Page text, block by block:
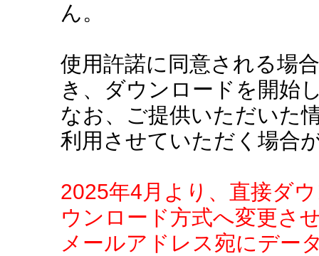
ん。
使用許諾に同意される場
き、ダウンロードを開始
なお、ご提供いただいた
利用させていただく場合
2025年4月より、直接ダ
ウンロード方式へ変更さ
メールアドレス宛にデー